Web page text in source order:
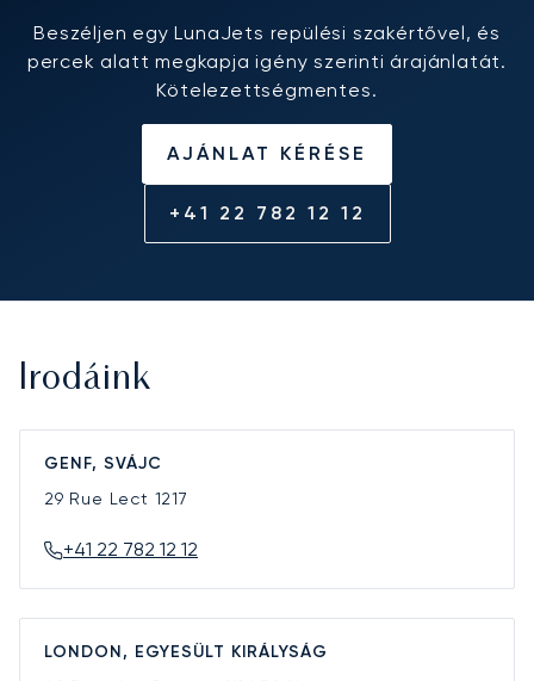
Beszéljen egy LunaJets repülési szakértővel, és
percek alatt megkapja igény szerinti árajánlatát.
Kötelezettségmentes.
AJÁNLAT KÉRÉSE
+41 22 782 12 12
Irodáink
GENF, SVÁJC
29 Rue Lect 1217
+41 22 782 12 12
LONDON, EGYESÜLT KIRÁLYSÁG